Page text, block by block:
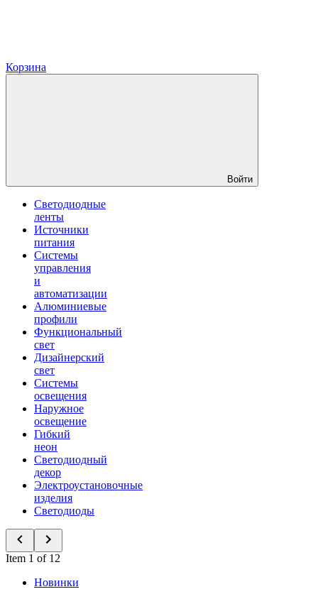
Корзина
Войти
Светодиодные
ленты
Источники
питания
Системы
управления
и
автоматизации
Алюминиевые
профили
Функциональный
свет
Дизайнерский
свет
Системы
освещения
Наружное
освещение
Гибкий
неон
Светодиодный
декор
Электроустановочные
изделия
Светодиоды
Item 1 of 12
Новинки